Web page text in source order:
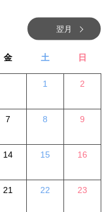
翌月
金 土 日
1 2
7 8 9
14 15 16
21 22 23